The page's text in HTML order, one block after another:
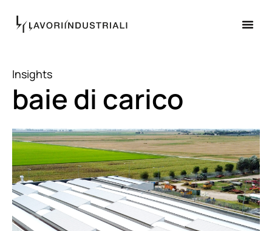
Insights
baie di carico